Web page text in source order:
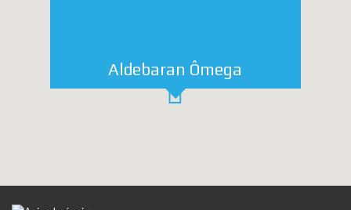
Aldebaran Ômega